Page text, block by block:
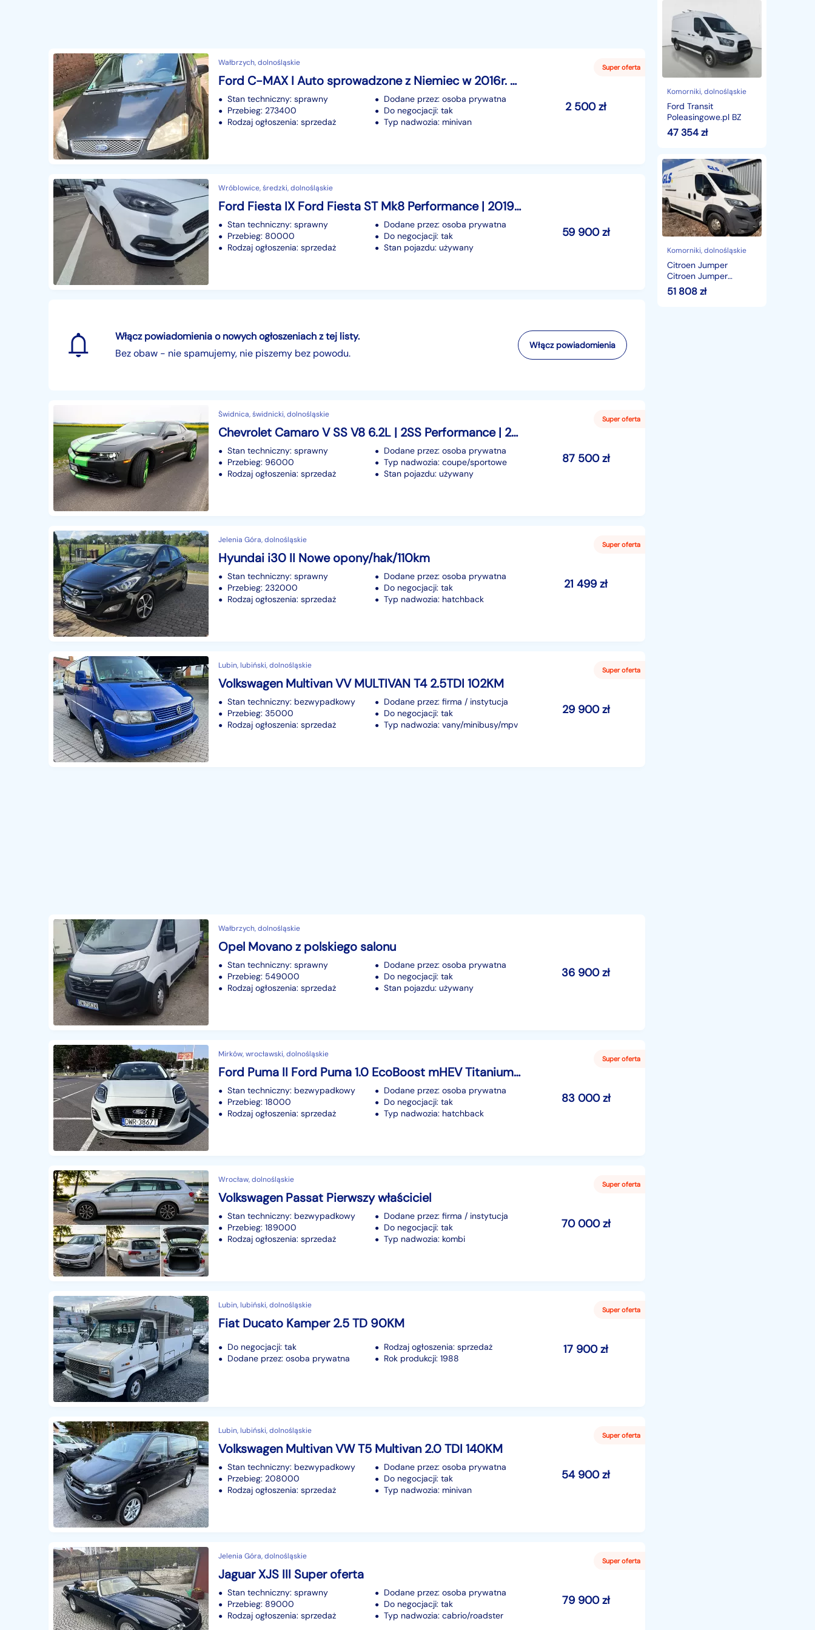
Wałbrzych, dolnośląskie
Ford C-MAX I Auto sprowadzone z Niemiec w 2016r. Pierwszy właściciel w polsce
Stan techniczny: sprawny
Przebieg: 273400
Rodzaj ogłoszenia: sprzedaż
Dodane przez: osoba prywatna
Do negocjacji: tak
Typ nadwozia: minivan
2 500zł
Wróblowice, średzki, dolnośląskie
Ford Fiesta IX Ford Fiesta ST Mk8 Performance | 2019 | 80 000 km | Maxton |
Stan techniczny: sprawny
Przebieg: 80000
Rodzaj ogłoszenia: sprzedaż
Dodane przez: osoba prywatna
Do negocjacji: tak
Stan pojazdu: używany
59 900zł
Włącz powiadomienia o nowych ogłoszeniach z tej listy.
Bez obaw - nie spamujemy, nie piszemy bez powodu.
Włącz powiadomienia
Świdnica, świdnicki, dolnośląskie
Chevrolet Camaro V SS V8 6.2L | 2SS Performance | 2015 | Stan bardzo dobry
Stan techniczny: sprawny
Przebieg: 96000
Rodzaj ogłoszenia: sprzedaż
Dodane przez: osoba prywatna
Typ nadwozia: coupe/sportowe
Stan pojazdu: używany
87 500zł
Jelenia Góra, dolnośląskie
Hyundai i30 II Nowe opony/hak/110km
Stan techniczny: sprawny
Przebieg: 232000
Rodzaj ogłoszenia: sprzedaż
Dodane przez: osoba prywatna
Do negocjacji: tak
Typ nadwozia: hatchback
21 499 zł
Lubin, lubiński, dolnośląskie
Volkswagen Multivan VV MULTIVAN T4 2.5TDI 102KM
Stan techniczny: bezwypadkowy
Przebieg: 35000
Rodzaj ogłoszenia: sprzedaż
Dodane przez: firma / instytucja
Do negocjacji: tak
Typ nadwozia: vany/minibusy/mpv
29 900zł
Wałbrzych, dolnośląskie
Opel Movano z polskiego salonu
Stan techniczny: sprawny
Przebieg: 549000
Rodzaj ogłoszenia: sprzedaż
Dodane przez: osoba prywatna
Do negocjacji: tak
Stan pojazdu: używany
36 900zł
Mirków, wrocławski, dolnośląskie
Ford Puma II Ford Puma 1.0 EcoBoost mHEV Titanium PowerShift
Stan techniczny: bezwypadkowy
Przebieg: 18000
Rodzaj ogłoszenia: sprzedaż
Dodane przez: osoba prywatna
Do negocjacji: tak
Typ nadwozia: hatchback
83 000zł
Wrocław, dolnośląskie
Volkswagen Passat Pierwszy właściciel
Stan techniczny: bezwypadkowy
Przebieg: 189000
Rodzaj ogłoszenia: sprzedaż
Dodane przez: firma / instytucja
Do negocjacji: tak
Typ nadwozia: kombi
70 000zł
Lubin, lubiński, dolnośląskie
Fiat Ducato Kamper 2.5 TD 90KM
Do negocjacji: tak
Dodane przez: osoba prywatna
Rodzaj ogłoszenia: sprzedaż
Rok produkcji: 1988
17 900zł
Lubin, lubiński, dolnośląskie
Volkswagen Multivan VW T5 Multivan 2.0 TDI 140KM
Stan techniczny: bezwypadkowy
Przebieg: 208000
Rodzaj ogłoszenia: sprzedaż
Dodane przez: osoba prywatna
Do negocjacji: tak
Typ nadwozia: minivan
54 900zł
Jelenia Góra, dolnośląskie
Jaguar XJS III Super oferta
Stan techniczny: sprawny
Przebieg: 89000
Rodzaj ogłoszenia: sprzedaż
Dodane przez: osoba prywatna
Do negocjacji: tak
Typ nadwozia: cabrio/roadster
79 900zł
Transit
Poleasingowe.pl
BZ
Komorniki, dolnośląskie
Ford Transit
Poleasingowe.pl BZ
47 354zł
Citroen
Jumper
Citroen
Jumper
Poleasingowe.pl
Komorniki, dolnośląskie
Citroen Jumper
Citroen Jumper
Poleasingowe.pl
51 808zł